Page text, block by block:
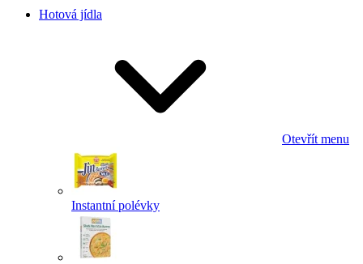
Hotová jídla
Otevřít menu
Instantní polévky